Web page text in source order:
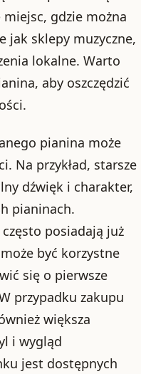
gdzie można
jak sklepy muzyczne,
lokalne. Warto
aby oszczędzić
pianina może
Na przykład, starsze
dźwięk i charakter,
pianinach.
posiadają już
być korzystne
się o pierwsze
przypadku zakupu
większa
i wygląd
jest dostępnych